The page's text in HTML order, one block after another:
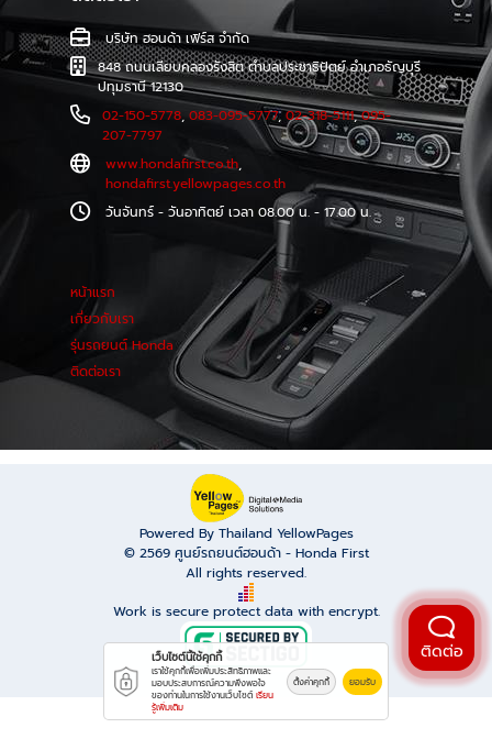
ที่แตกต่าง โดดเด่นด้วยโลโก้ H-mark สีขาว และการ
ออกแบบตัวถังที่เรียบหรูแต่แฝงไปด้วยความสปอร์ต
สะท้อนความเป็นยนตรกรรมไฟฟ้าแห่งอนาคตอย่างแท้จริง
เทคโนโลยีสุดล้ำ และความปลอดภัย Honda SENSING
ภายในห้องโดยสารคือโลกแห่งเทคโนโลยี ด้วยหน้าจอ
สัมผัสขนาดใหญ่ 15.1 นิ้ว, ระบบเชื่อมต่อ Apple CarPlay
ไร้สาย, แท่นชาร์จโทรศัพท์ไร้สาย และที่สำคัญคือความ
ปลอดภัยเต็มพิกัดด้วย Honda SENSING เทคโนโลยี
อัจฉริยะที่จะช่วยดูแลคุณในทุกเส้นทาง สนใจ Honda e:N1
2025 (รถไฟฟ้า EV) ติดต่อทดลองขับและข้อเสนอพิเศษที่
"ฮอนด้าเฟิร์ส" สำนักงานใหญ่รังสิตคลอง2 เลขที่ 848
ถนนเลียบคลองรังสิต ต.ประชาธิปัตย์ อ.ธัญบุรี ปทุมธานี
12130 โทร : 02-246-9355, 02-150-5777 Facebook
fanpage สาขารังสิตคลอง 2 สาขารามคำแหง ใกล้แอร์
พอร์ทลิงค์รามคำแหง เลขที่ 911ถนนรามคำแหง แขวง
สวนหลวง เขตสวนหลวง กรุงเทพ 10250 โทร : 02-
318-5111 Facebook fanpage สาขา รามคำแหง
บริษัท ฮอนด้า เฟิร์ส จำกัด
848 ถนนเลียบคลองรังสิต ตำบลประชาธิปัตย์ อำเภอธัญบุรี
ปทุมธานี 12130
02-150-5778,083-095-5777,02-318-5111,095-
207-7797
www.hondafirst.co.th,
hondafirst.yellowpages.co.th
วันจันทร์ - วันอาทิตย์ เวลา 08.00 น. - 17.00 น.
หน้าแรก
เกี่ยวกับเรา
รุ่นรถยนต์ Honda
ติดต่อเรา
Powered By Thailand YellowPages
© 2569 ศูนย์รถยนต์ฮอนด้า - Honda First
All rights reserved.
Work is secure protect data with encrypt.
ติดต่อ
เว็บไซต์นี้ใช้คุกกี้
เราใช้คุกกี้เพื่อเพิ่มประสิทธิภาพและ
มอบประสบการณ์ความพึงพอใจ
ของท่านในการใช้งานเว็บไซต์ เรียน
รู้เพิ่มเติม
ตั้งค่าคุกกี้ ยอมรับ